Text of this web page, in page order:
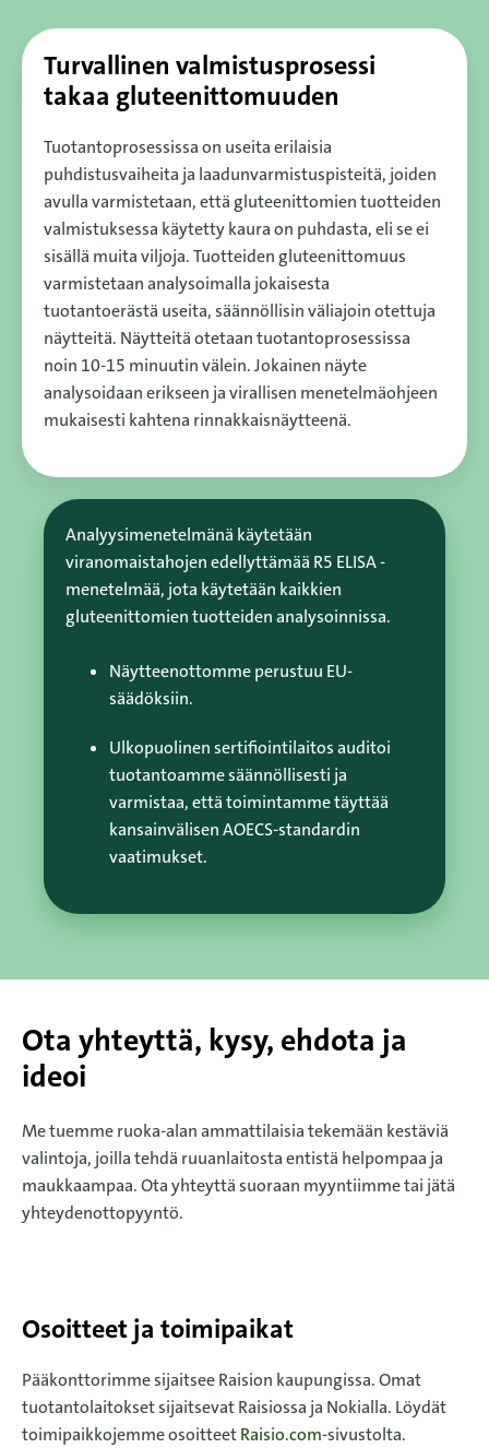
Turvallinen valmistusprosessi
takaa gluteenittomuuden
Tuotantoprosessissa on useita erilaisia
puhdistusvaiheita ja laadunvarmistuspisteitä, joiden
avulla varmistetaan, että gluteenittomien tuotteiden
valmistuksessa käytetty kaura on puhdasta, eli se ei
sisällä muita viljoja. Tuotteiden gluteenittomuus
varmistetaan analysoimalla jokaisesta
tuotantoerästä useita, säännöllisin väliajoin otettuja
näytteitä. Näytteitä otetaan tuotantoprosessissa
noin 10-15 minuutin välein. Jokainen näyte
analysoidaan erikseen ja virallisen menetelmäohjeen
mukaisesti kahtena rinnakkaisnäytteenä.
Analyysimenetelmänä käytetään
viranomaistahojen edellyttämää R5 ELISA -
menetelmää, jota käytetään kaikkien
gluteenittomien tuotteiden analysoinnissa.
Näytteenottomme perustuu EU-
säädöksiin.
Ulkopuolinen sertifiointilaitos auditoi
tuotantoamme säännöllisesti ja
varmistaa, että toimintamme täyttää
kansainvälisen AOECS-standardin
vaatimukset.
Ota yhteyttä, kysy, ehdota ja
ideoi
Me tuemme ruoka-alan ammattilaisia tekemään kestäviä
valintoja, joilla tehdä ruuanlaitosta entistä helpompaa ja
maukkaampaa. Ota yhteyttä suoraan myyntiimme tai jätä
yhteydenottopyyntö.
Osoitteet ja toimipaikat
Pääkonttorimme sijaitsee Raision kaupungissa. Omat
tuotantolaitokset sijaitsevat Raisiossa ja Nokialla. Löydät
toimipaikkojemme osoitteetRaisio.com-sivustolta.